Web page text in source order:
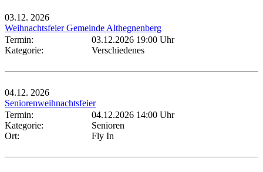
03.12. 2026
Weihnachtsfeier Gemeinde Althegnenberg
Termin:
03.12.2026 19:00 Uhr
Kategorie:
Verschiedenes
04.12. 2026
Seniorenweihnachtsfeier
Termin:
04.12.2026 14:00 Uhr
Kategorie:
Senioren
Ort:
Fly In